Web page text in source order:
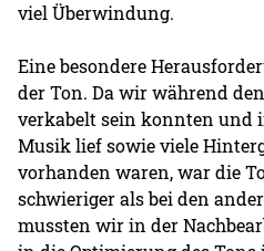
viel Überwindung.
Eine besondere
der Ton. Da wir während
verkabelt sein konnten und
Musik lief sowie viele
vorhanden waren, war die
schwieriger als bei den
mussten wir in der